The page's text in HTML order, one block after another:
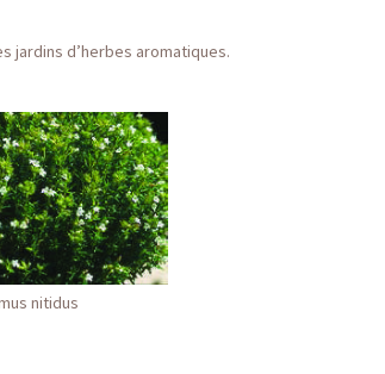
jardins d’herbes aromatiques.
nitidus